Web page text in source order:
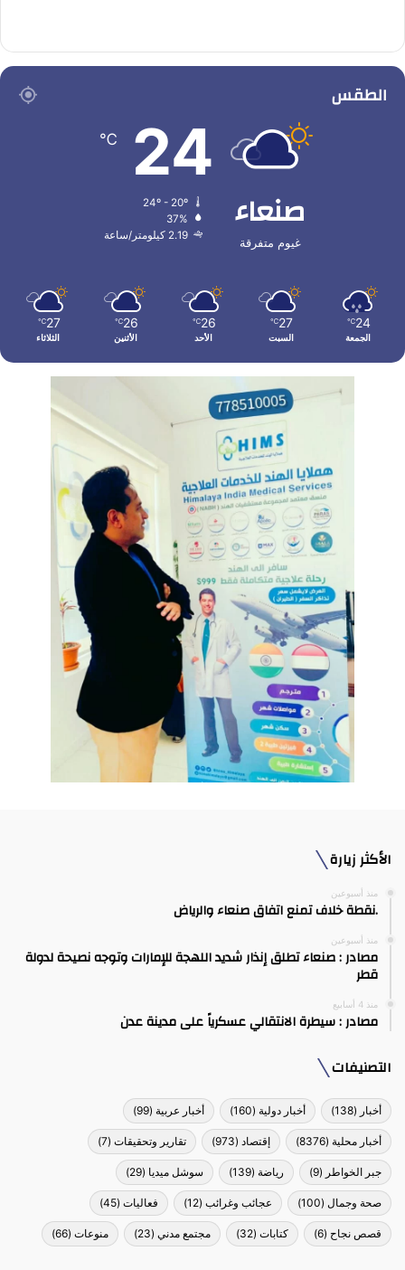
الطقس
صنعاء
غيوم متفرقة
24
℃
37%
2.19 كيلومتر/ساعة
24
℃
الجمعة
27
℃
السبت
26
℃
الأحد
26
℃
الأثنين
27
℃
الثلاثاء
الأكثر زيارة
منذ أسبوعين
.نقطة خلاف تمنع اتفاق صنعاء والرياض
منذ أسبوعين
مصادر : صنعاء تطلق إنذار شديد اللهجة للإمارات وتوجه نصيحة لدولة
قطر
منذ 4 أسابيع
مصادر : سيطرة الانتقالي عسكرياً على مدينة عدن
التصنيفات
أخبار (138) أخبار دولية (160) أخبار عربية (99)
أخبار محلية (8376) إقتصاد (973) تقارير وتحقيقات (7)
جبر الخواطر (9) رياضة (139) سوشل ميديا (29)
صحة وجمال (100) عجائب وغرائب (12) فعاليات (45)
قصص نجاح (6) كتابات (32) مجتمع مدني (23) منوعات (66)